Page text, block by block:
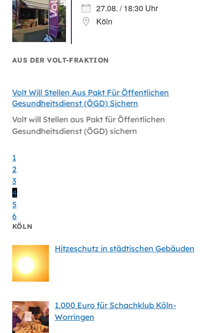
27.08. / 18:30 Uhr
Köln
AUS DER VOLT-FRAKTION
Volt Will Stellen Aus Pakt Für Öffentlichen
Gesundheitsdienst (ÖGD) Sichern
Volt will Stellen aus Pakt für Öffentlichen
Gesundheitsdienst (ÖGD) sichern
1
2
3
4
5
6
KÖLN
Hitzeschutz in städtischen Gebäuden
1.000 Euro für Schachklub Köln-
Worringen